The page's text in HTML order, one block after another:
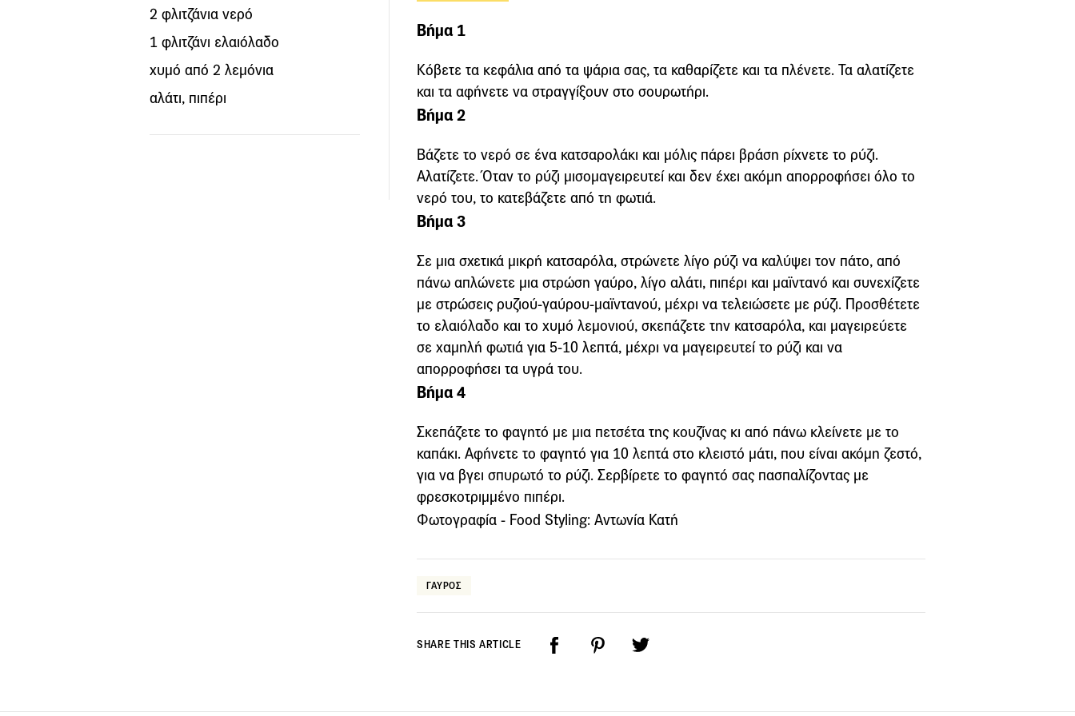
2 φλιτζάνια νερό
1 φλιτζάνι ελαιόλαδο
χυμό από 2 λεμόνια
αλάτι, πιπέρι
Βήμα 1
Κόβετε τα κεφάλια από τα ψάρια σας, τα καθαρίζετε και τα πλένετε. Τα αλατίζετε
και τα αφήνετε να στραγγίξουν στο σουρωτήρι.
Βήμα 2
Βάζετε το νερό σε ένα κατσαρολάκι και μόλις πάρει βράση ρίχνετε το ρύζι.
Αλατίζετε. Όταν το ρύζι μισομαγειρευτεί και δεν έχει ακόμη απορροφήσει όλο το
νερό του, το κατεβάζετε από τη φωτιά.
Βήμα 3
Σε μια σχετικά μικρή κατσαρόλα, στρώνετε λίγο ρύζι να καλύψει τον πάτο, από
πάνω απλώνετε μια στρώση γαύρο, λίγο αλάτι, πιπέρι και μαϊντανό και συνεχίζετε
με στρώσεις ρυζιού-γαύρου-μαϊντανού, μέχρι να τελειώσετε με ρύζι. Προσθέτετε
το ελαιόλαδο και το χυμό λεμονιού, σκεπάζετε την κατσαρόλα, και μαγειρεύετε
σε χαμηλή φωτιά για 5-10 λεπτά, μέχρι να μαγειρευτεί το ρύζι και να
απορροφήσει τα υγρά του.
Βήμα 4
Σκεπάζετε το φαγητό με μια πετσέτα της κουζίνας κι από πάνω κλείνετε με το
καπάκι. Αφήνετε το φαγητό για 10 λεπτά στο κλειστό μάτι, που είναι ακόμη ζεστό,
για να βγει σπυρωτό το ρύζι. Σερβίρετε το φαγητό σας πασπαλίζοντας με
φρεσκοτριμμένο πιπέρι.
Φωτογραφία - Food Styling: Αντωνία Κατή
ΓΑΥΡΟΣ
SHARE THIS ARTICLE